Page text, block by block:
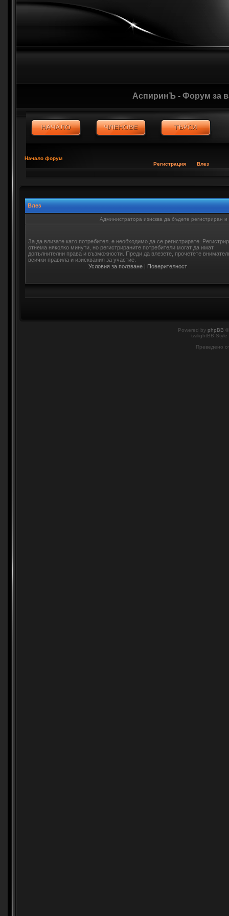
АспиринЪ - Форум за
Начало форум
Регистрация
Влез
Влез
Администратора изисква да бъдете регистриран
За да влизате като потребител, е необходимо да се регистрирате.
отнема няколко минути, но регистрираните потребители могат да имат
допълнителни права и възможности. Преди да влезете, прочетете
всички правила и изисквания за участие.
Условия за ползване | Поверителност
Powered by phpBB
twilightBB
Преведено